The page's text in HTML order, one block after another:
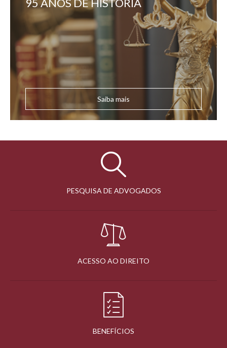
95 ANOS DE HISTÓRIA
Saiba mais
PESQUISA DE ADVOGADOS
ACESSO AO DIREITO
BENEFÍCIOS